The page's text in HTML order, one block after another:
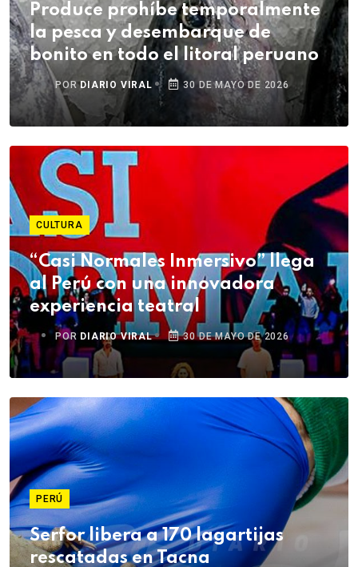
Produce prohíbe temporalmente
la pesca y desembarque de
bonito en todo el litoral peruano
PORDIARIO VIRAL 30 DE MAYO DE 2026
CULTURA
“Casi Normales Inmersivo” llega
al Perú con una innovadora
experiencia teatral
POR DIARIO VIRAL 30 DE MAYO DE 2026
PERÚ
Serfor libera a 170 lagartijas
rescatadas en Tacna